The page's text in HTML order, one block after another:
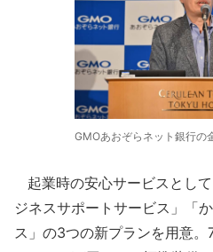
GMOあおぞらネット銀行の
起業時の安心サービスとし
ジネスサポートサービス」「
ス」の3つの新プランを用意